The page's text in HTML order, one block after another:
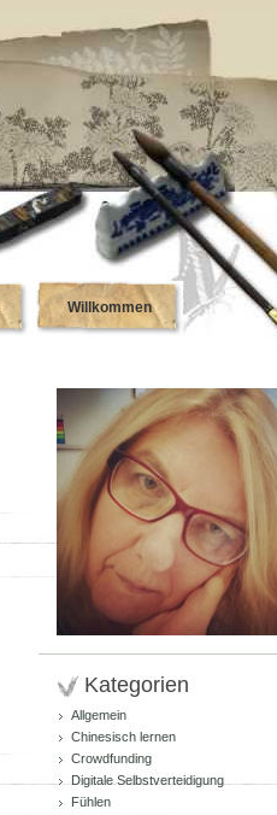
Willkommen
Kategorien
Allgemein
Chinesisch lernen
Crowdfunding
Digitale Selbstverteidigung
Fühlen